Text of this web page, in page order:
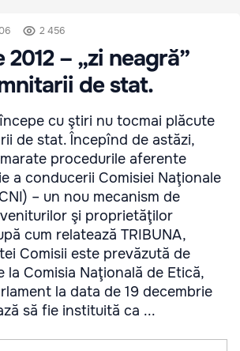
2 456
– „zi neagră”
de stat.
cu ştiri nu tocmai plăcute
de stat. Începînd de astăzi,
procedurile aferente
a conducerii Comisiei Naţionale
– un nou mecanism de
şi proprietăţilor
cum relatează TRIBUNA,
Comisii este prevăzută de
la Comisia Naţională de Etică,
la data de 19 decembrie
să fie instituită ca ...